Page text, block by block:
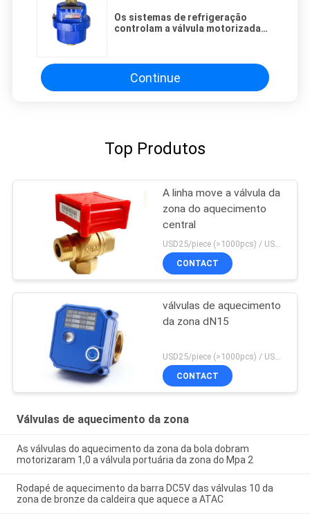
Os sistemas de refrigeração
controlam a válvula motorizada
elétricos
Continue
Top Produtos
A linha move a válvula da
zona do aquecimento
central
CONTACT
válvulas de aquecimento
da zona dN15
CONTACT
Válvulas de aquecimento da zona
As válvulas do aquecimento da zona da bola dobram
motorizaram 1,0 a válvula portuária da zona do Mpa 2
Rodapé de aquecimento da barra DC5V das válvulas 10 da
zona de bronze da caldeira que aquece a ATAC